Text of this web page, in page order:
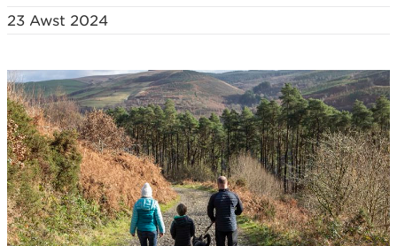
23 Awst 2024